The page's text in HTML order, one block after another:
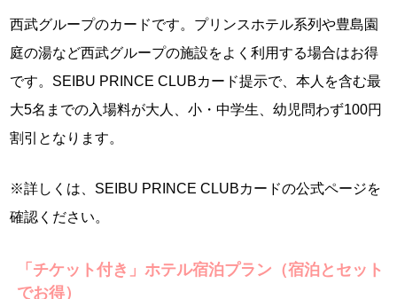
西武グループのカードです。プリンスホテル系列や豊島園
庭の湯など西武グループの施設をよく利用する場合はお得
です。SEIBU PRINCE CLUBカード提示で、本人を含む最
大5名までの入場料が大人、小・中学生、幼児問わず100円
割引となります。
※詳しくは、SEIBU PRINCE CLUBカードの公式ページを
確認ください。
「チケット付き」ホテル宿泊プラン（宿泊とセット
でお得）